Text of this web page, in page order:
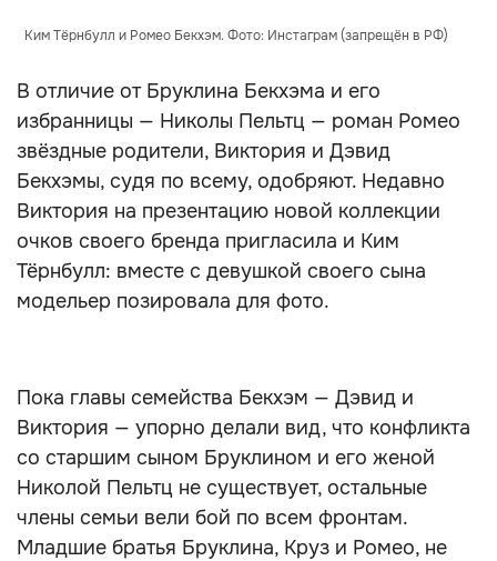
Ким Тёрнбулл и Ромео Бекхэм. Фото: Инстаграм (запрещён в РФ)
В отличие от Бруклина Бекхэма и его
избранницы — Николы Пельтц — роман Ромео
звёздные родители, Виктория и Дэвид
Бекхэмы, судя по всему, одобряют. Недавно
Виктория на презентацию новой коллекции
очков своего бренда пригласила и Ким
Тёрнбулл: вместе с девушкой своего сына
модельер позировала для фото.
Пока главы семейства Бекхэм — Дэвид и
Виктория — упорно делали вид, что конфликта
со старшим сыном Бруклином и его женой
Николой Пельтц не существует, остальные
члены семьи вели бой по всем фронтам.
Младшие братья Бруклина, Круз и Ромео, не